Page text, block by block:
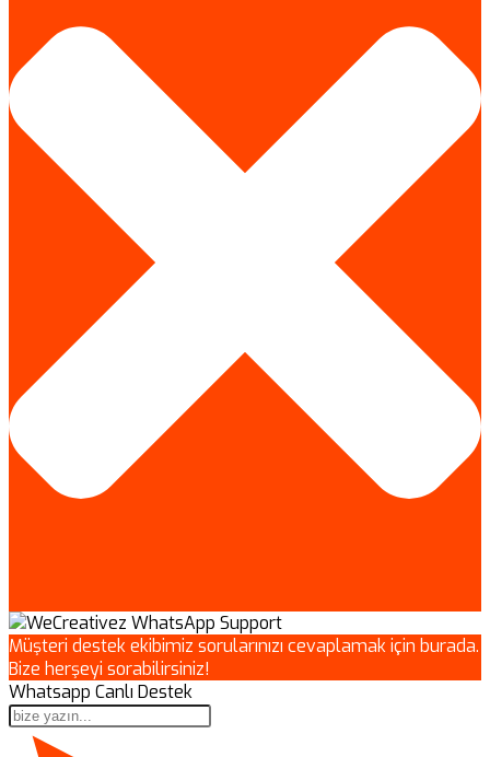
Müşteri destek ekibimiz sorularınızı cevaplamak için burada.
Bize herşeyi sorabilirsiniz!
Whatsapp Canlı Destek